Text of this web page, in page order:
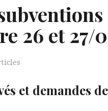
26 et 27/
et demandes de